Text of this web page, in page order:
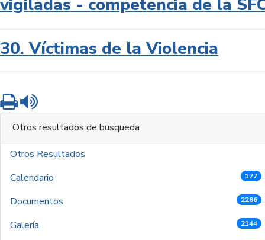
vigiladas - competencia de la
30. Víctimas de la Violencia
Imprimir
Otros resultados de busqueda
Otros Resultados
Calendario
177
Documentos 2286
Galería 2144